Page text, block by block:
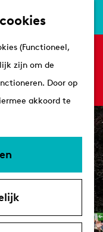
(Functioneel,
zijn om de
Door op
akkoord te
Routes
Winkelen
je bezoek
Tips
Arrangementen
parkeren
beschikbaar.
de beschikbare